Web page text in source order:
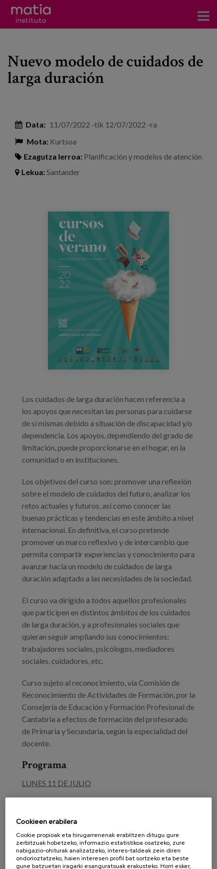
Ikerkuntza
Argitalpenak
Kontsultoretza
Prestakuntza
Gertaerak
Egizu lan gurekin
Nuevo modelo de cuidados de
larga duración
Data: 11/07/2022 -tik 12/07/2022 -ra
Mota: Kurtsoa
Ezagutza lerroa: Planificación y modelos de atención
Lekua:Santander
curso_verano_cantabria.jpeg
Los cuidados de larga duración hacen referencia a
los apoyos que necesitan las personas para cuidarse
de sí mismas debido a situación de discapacidad y/o
dependencia. Los apoyos, dependiendo del grado de
limitación, puede proporcionarse en el hogar, en la
comunidad o en instituciones.
Los objetivos del curso son: promover una reflexión
sobre el modelo de cuidados del futuro, analizar los
retos actuales y futuros, así como conocer las
buenas prácticas y tendencias en este ámbito a nivel
internacional. En definitiva, el curso pretende
promover un marco reflexivo y de intercambio que
permita compartir experiencias y conocimiento para
avanzar hacia un modelo de cuidados de larga
duración adaptado a las necesidades de la sociedad.
El curso va dirigido a todos aquellos profesionales
que participen en distintos ámbitos de los cuidados
de larga duración, y a profesionales sociales que
quieran seguir ampliando sus conocimientos:
trabajadores sociales, psicólogos, mediadores
sociales, cuidadores, etc.
Curso sujeto al reconocimiento, vía Comisión de
Reconocimiento de Actividades de Formación, por la
Consejería de Educación y Formación Profesional de
Cantabria a efectos de formación del profesorado
de Primaria y Secundaria, según la especialidad del
docente.
Programa
LUNES 11 DE JULIO
09:30h. a 10:30h. Situación actual en España y en
Cantabria. María Antonia Mora González
10:30h. a 11:30h. Hacia un nuevo modelo orientador
Cookieen erabilera
Cookie propioak eta hirugarrenenak erabiltzen ditugu gure
zerbitzuak hobetzeko, informazio estatistikoa osatzeko, zure
nabigazio-ohiturak analizatzeko, interes-taldeak zein diren
ondorioztatzeko, haien interesen profil bat sortzeko eta beste
gune batzuetan iragarki esanguratsuak erakusteko. Horri esker,